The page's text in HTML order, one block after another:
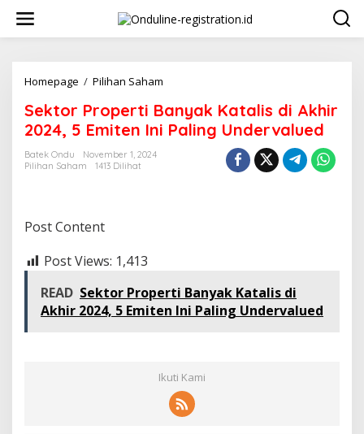
konten
Homepage / Pilihan Saham
Banyak
Katalis
di
Sektor Properti Banyak Katalis di Akhir
2024, 5 Emiten Ini Paling Undervalued
Batek Ondu
November 1, 2024
Pilihan Saham
1413 Dilihat
Post Content
Post Views: 1,413
READ Sektor Properti Banyak Katalis di
Akhir 2024, 5 Emiten Ini Paling Undervalued
Ikuti Kami